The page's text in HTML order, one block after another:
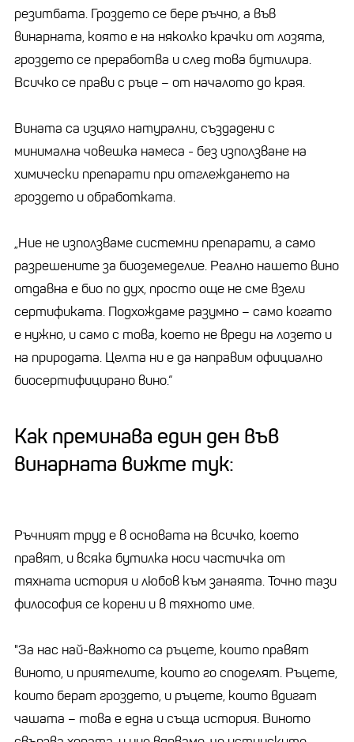
резитбата. Гроздето се бере ръчно, а във
винарната, която е на няколко крачки от лозята,
гроздето се преработва и след това бутилира.
Всичко се прави с ръце – от началото до края.
Вината са изцяло натурални, създадени с
минимална човешка намеса - без използване на
химически препарати при отглеждането на
гроздето и обработката.
„Ние не използваме системни препарати, а само
разрешените за биоземеделие. Реално нашето вино
отдавна е био по дух, просто още не сме взели
сертификата. Подхождаме разумно – само когато
е нужно, и само с това, което не вреди на лозето и
на природата. Целта ни е да направим официално
биосертифицирано вино.“
Как преминава един ден във
винарната вижте тук:
Ръчният труд е в основата на всичко, което
правят, и всяка бутилка носи частичка от
тяхната история и любов към занаята. Точно тази
философия се корени и в тяхното име.
"За нас най-важното са ръцете, които правят
виното, и приятелите, които го споделят. Ръцете,
които берат гроздето, и ръцете, които вдигат
чашата – това е една и съща история. Виното